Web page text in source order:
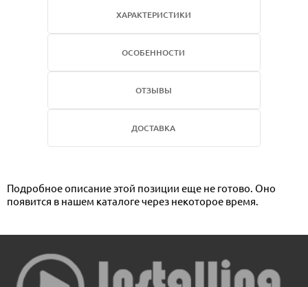
ХАРАКТЕРИСТИКИ
ОСОБЕННОСТИ
ОТЗЫВЫ
ДОСТАВКА
Подробное описание этой позиции еще не готово. Оно
появится в нашем каталоге через некоторое время.